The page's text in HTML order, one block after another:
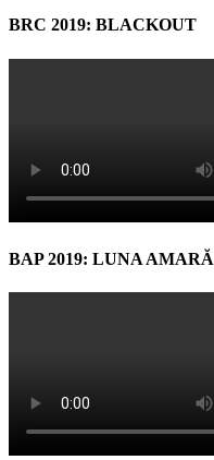
BRC 2019: BLACKOUT
BAP 2019: LUNA AMARĂ